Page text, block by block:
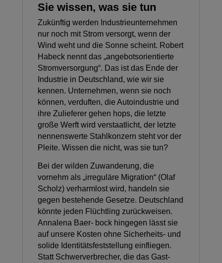
Sie wissen, was sie tun
Zukünftig werden Industrieunternehmen
nur noch mit Strom versorgt, wenn der
Wind weht und die Sonne scheint. Robert
Habeck nennt das „angebotsorientierte
Stromversorgung“. Das ist das Ende der
Industrie in Deutschland, wie wir sie
kennen. Unternehmen, wenn sie noch
können, verduften, die Autoindustrie und
ihre Zulieferer gehen hops, die letzte
große Werft wird verstaatlicht, der letzte
nennenswerte Stahlkonzern steht vor der
Pleite. Wissen die nicht, was sie tun?
Bei der wilden Zuwanderung, die
vornehm als „irreguläre Migration“ (Olaf
Scholz) verharmlost wird, handeln sie
gegen bestehende Gesetze. Deutschland
könnte jeden Flüchtling zurückweisen.
Annalena Baer- bock hingegen lässt sie
auf unsere Kosten ohne Sicherheits- und
solide Identitätsfeststellung einfliegen.
Statt Schwerverbrecher, die das Gast-